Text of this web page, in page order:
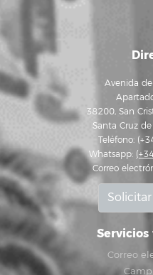
Avenida
38200, San
Santa Cruz
Teléfono:
Whatsapp:
Correo
Correo